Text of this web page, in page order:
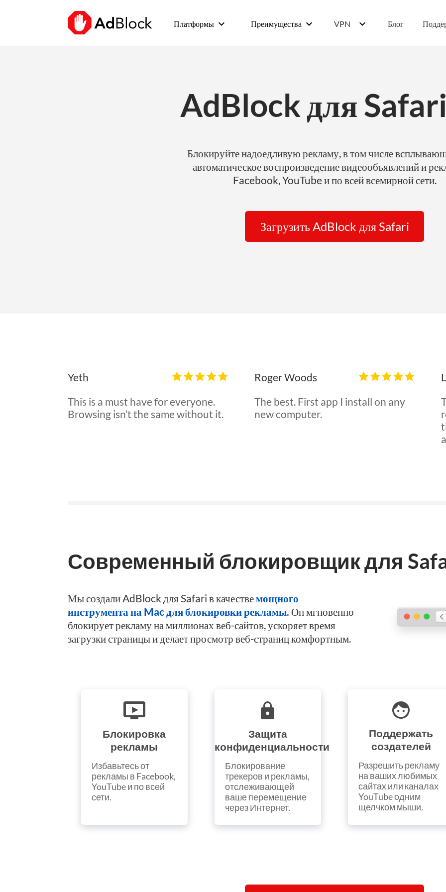
Платформы keyboard_arrow_down Преимущества keyboard_arrow_down VPN keyboard_arrow_down Блог
AdBlock для
Блокируйте надоедливую рекламу, в том числе
автоматическое воспроизведение видеообъявлений и
Facebook, YouTube и по всей всемирной сети.
Загрузить AdBlock для Safari
Yeth
This is a must have for everyone.
Browsing isn’t the same without it.
Roger Woods
The best. First app I install on any
new computer.
Современный блокировщик для
Мы создали AdBlock для Safari в качествемощного
инструмента на Mac для блокировки рекламы. Он мгновенно
блокирует рекламу на миллионах веб-сайтов, ускоряет время
загрузки страницы и делает просмотр веб-страниц комфортным.
Блокировка
рекламы
Избавьтесь от
рекламы в Facebook,
YouTube и по всей
сети.
Защита
конфиденциальности
Блокирование
трекеров и рекламы,
отслеживающей
ваше перемещение
через Интернет.
Поддержать
создателей
Разрешить рекламу
на ваших любимых
сайтах или каналах
YouTube одним
щелчком мыши.